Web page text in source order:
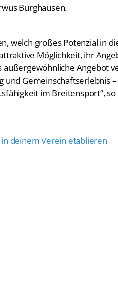
Möglichkeit, ihr
außergewöhnliche Angebot
Gemeinschaftserlebnis –
im Breitensport“, so